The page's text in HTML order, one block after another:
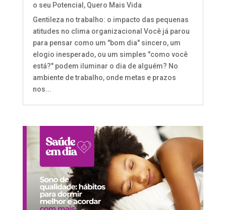
o seu Potencial , Quero Mais Vida
Gentileza no trabalho: o impacto das pequenas
atitudes no clima organizacional Você já parou
para pensar como um "bom dia" sincero, um
elogio inesperado, ou um simples "como você
está?" podem iluminar o dia de alguém? No
ambiente de trabalho, onde metas e prazos
nos...